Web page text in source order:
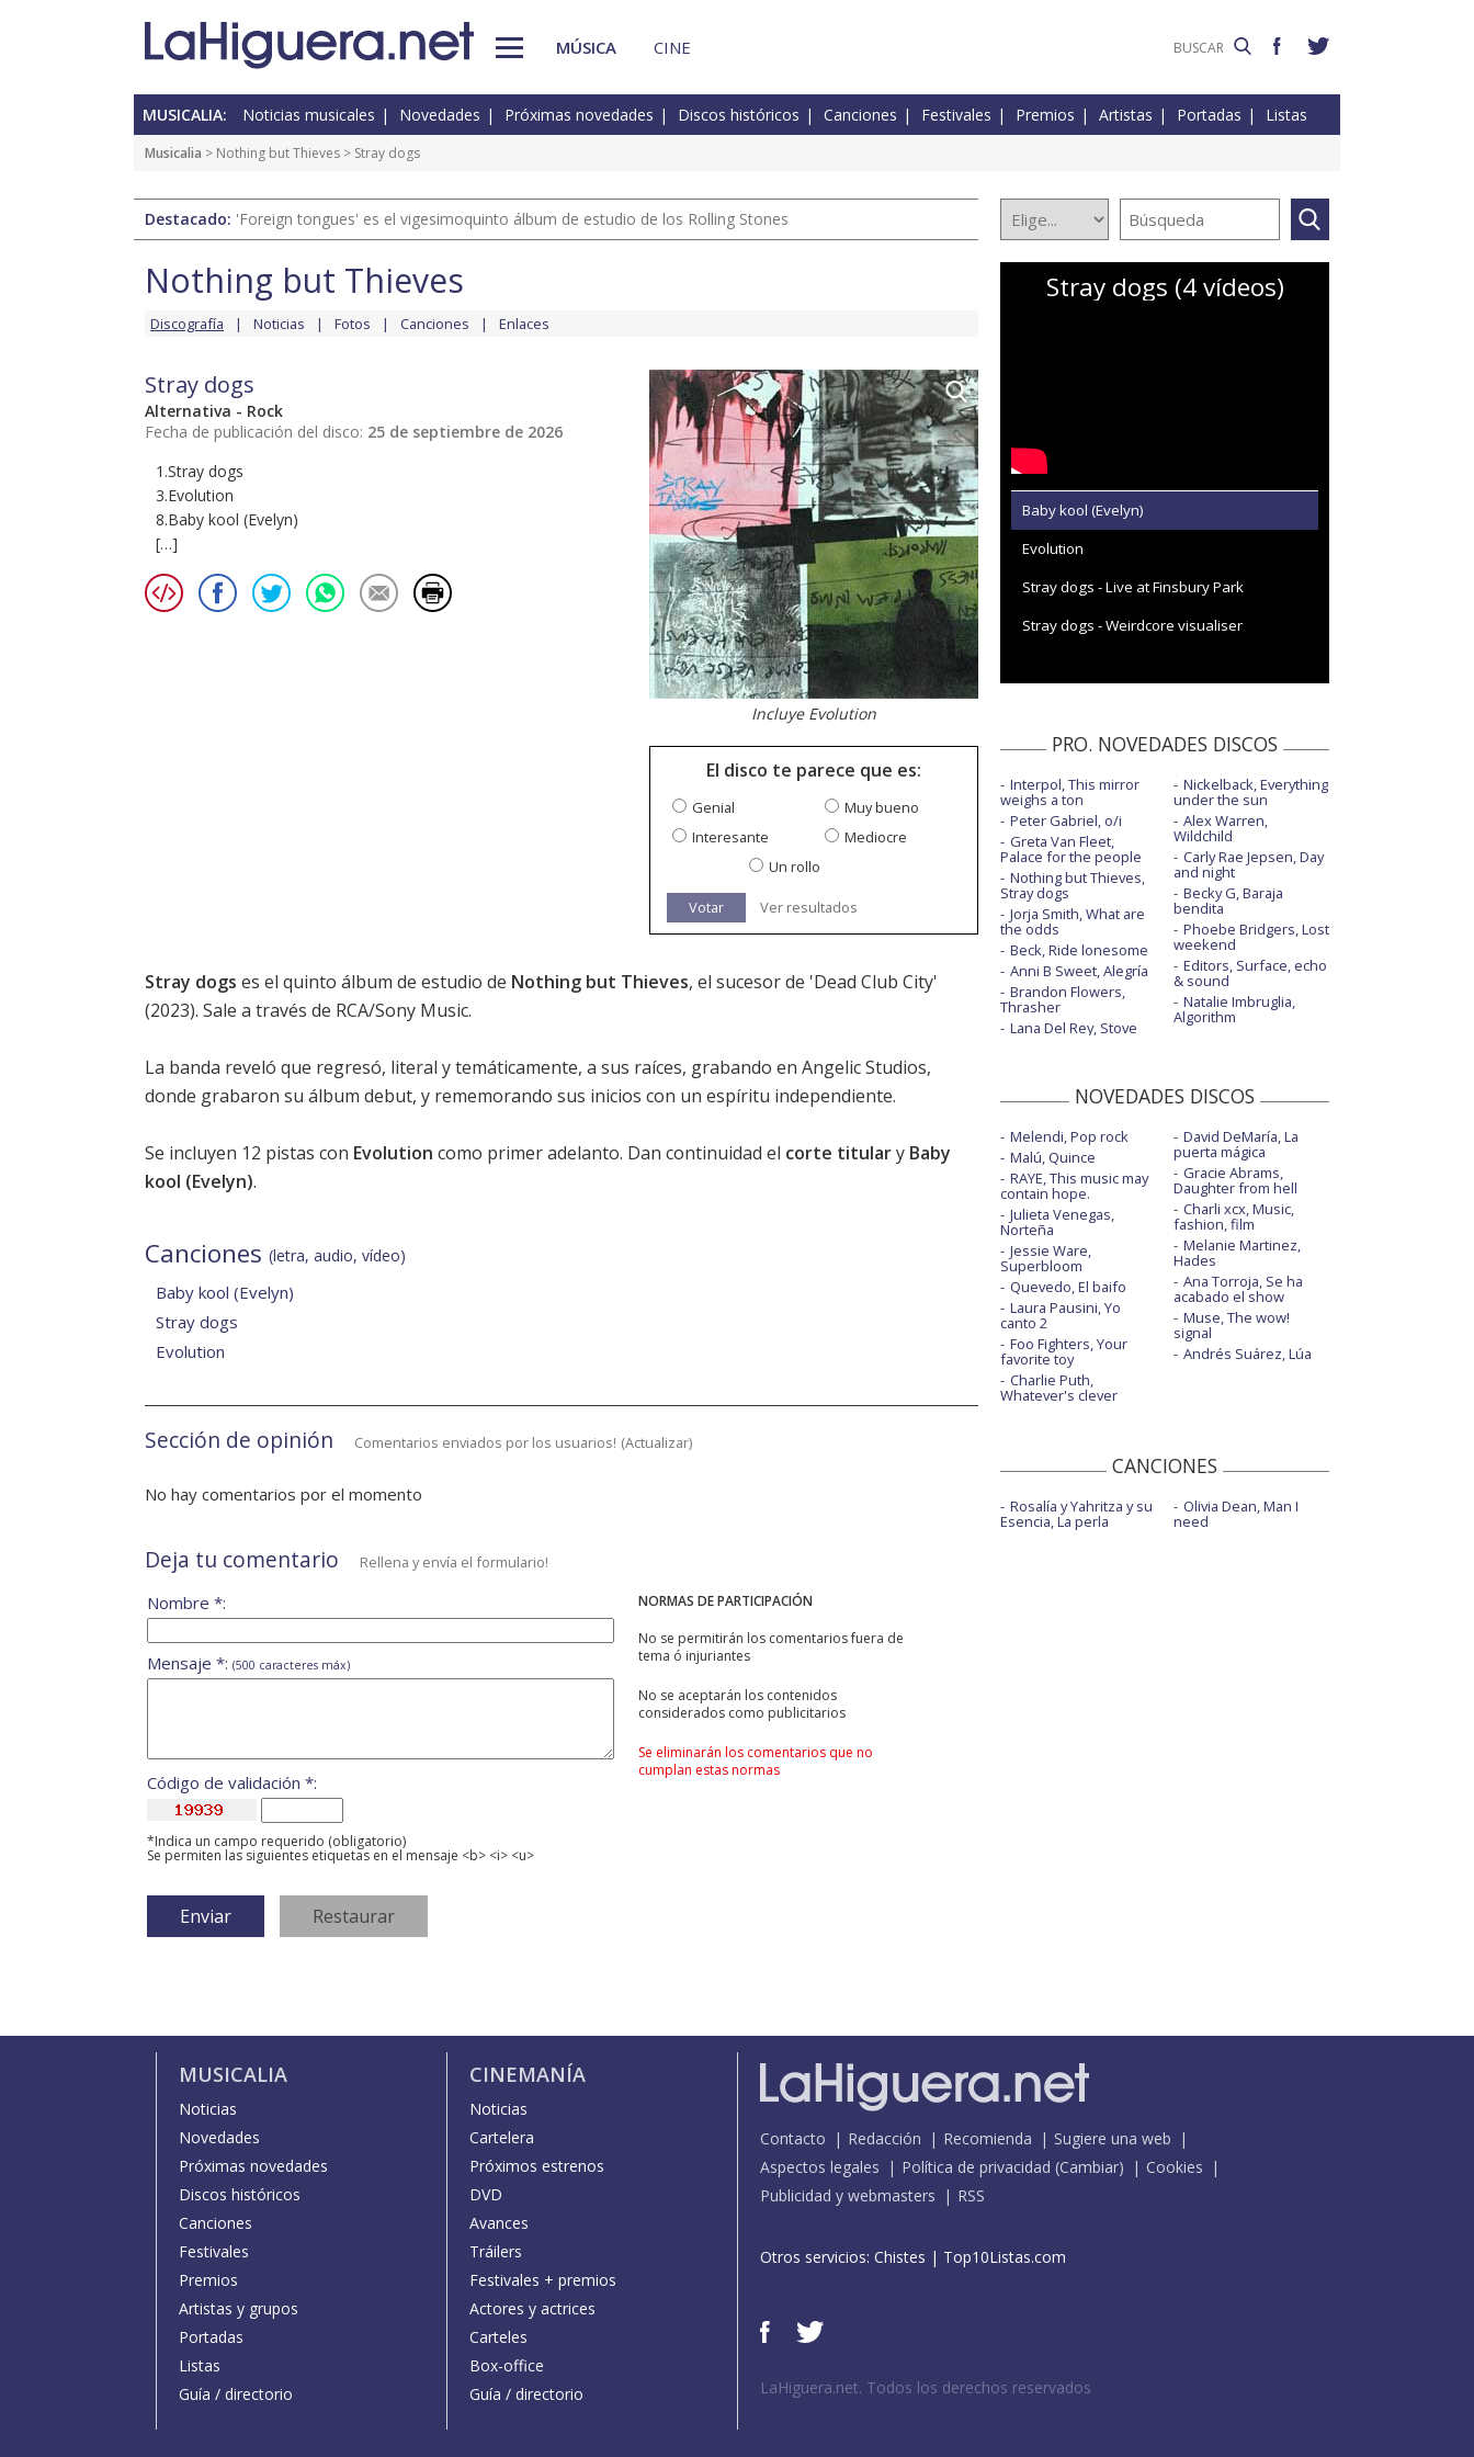
MÚSICA CINE
MUSICALIA: Noticias musicales Novedades Próximas novedades Discos históricos Canciones Festivales Premios Artistas Portadas Listas
Musicalia > Nothing but Thieves > Stray dogs
Destacado: 'Foreign tongues' es el vigesimoquinto álbum de estudio de los Rolling Stones
Nothing but Thieves
Discografía Noticias Fotos Canciones Enlaces
Stray dogs
Alternativa - Rock
Fecha de publicación del disco: 25 de septiembre de 2026
1.Stray dogs
3.Evolution
8.Baby kool (Evelyn)
[…]
Incluye Evolution
El disco te parece que es:
Genial
Muy bueno
Interesante
Mediocre
Un rollo
Votar Ver resultados
Stray dogs es el quinto álbum de estudio de Nothing but Thieves, el sucesor de 'Dead Club City'
(2023). Sale a través de RCA/Sony Music.
La banda reveló que regresó, literal y temáticamente, a sus raíces, grabando en Angelic Studios,
donde grabaron su álbum debut, y rememorando sus inicios con un espíritu independiente.
Se incluyen 12 pistas con Evolution como primer adelanto. Dan continuidad el corte titulary Baby
kool (Evelyn).
Canciones (letra, audio, vídeo)
Baby kool (Evelyn)
Stray dogs
Evolution
Sección de opinión Comentarios enviados por los usuarios! (Actualizar)
No hay comentarios por el momento
Deja tu comentario Rellena y envía el formulario!
NORMAS DE PARTICIPACIÓN
No se permitirán los comentarios fuera de
tema ó injuriantes
No se aceptarán los contenidos
considerados como publicitarios
Se eliminarán los comentarios que no
cumplan estas normas
Nombre *:
Mensaje *: (500 caracteres máx)
Código de validación *:
*Indica un campo requerido (obligatorio)
Se permiten las siguientes etiquetas en el mensaje <b> <i> <u>
Stray dogs (4 vídeos)
Baby kool (Evelyn)
Evolution
Stray dogs - Live at Finsbury Park
Stray dogs - Weirdcore visualiser
PRO. NOVEDADES DISCOS
Interpol, This mirror
weighs a ton
Peter Gabriel, o/i
Greta Van Fleet,
Palace for the people
Nothing but Thieves,
Stray dogs
Jorja Smith, What are
the odds
Beck, Ride lonesome
Anni B Sweet, Alegría
Brandon Flowers,
Thrasher
Lana Del Rey, Stove
Nickelback, Everything
under the sun
Alex Warren,
Wildchild
Carly Rae Jepsen, Day
and night
Becky G, Baraja
bendita
Phoebe Bridgers, Lost
weekend
Editors, Surface, echo
& sound
Natalie Imbruglia,
Algorithm
NOVEDADES DISCOS
Melendi, Pop rock
Malú, Quince
RAYE, This music may
contain hope.
Julieta Venegas,
Norteña
Jessie Ware,
Superbloom
Quevedo, El baifo
Laura Pausini, Yo
canto 2
Foo Fighters, Your
favorite toy
Charlie Puth,
Whatever's clever
David DeMaría, La
puerta mágica
Gracie Abrams,
Daughter from hell
Charli xcx, Music,
fashion, film
Melanie Martinez,
Hades
Ana Torroja, Se ha
acabado el show
Muse, The wow!
signal
Andrés Suárez, Lúa
CANCIONES
Rosalía y Yahritza y su
Esencia, La perla
Olivia Dean, Man I
need
MUSICALIA
Noticias
Novedades
Próximas novedades
Discos históricos
Canciones
Festivales
Premios
Artistas y grupos
Portadas
Listas
Guía / directorio
CINEMANÍA
Noticias
Cartelera
Próximos estrenos
DVD
Avances
Tráilers
Festivales + premios
Actores y actrices
Carteles
Box-office
Guía / directorio
Contacto Redacción Recomienda
Sugiere una web
Aspectos legales
Política de privacidad (Cambiar)
Cookies
Publicidad y webmasters
RSS
Otros servicios: Chistes | Top10Listas.com
LaHiguera.net. Todos los derechos reservados